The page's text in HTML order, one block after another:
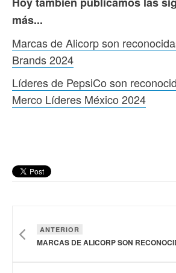
más...
Marcas de Alicorp son
Brands 2024
Líderes de PepsiCo son
Merco Líderes México 2024
ANTERIOR